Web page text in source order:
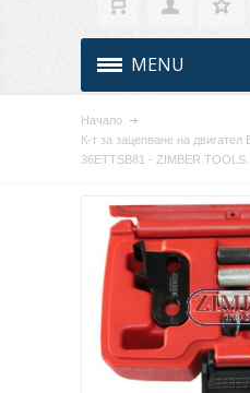
MENU
Начало
К-т за зацепване на двигател
36ETTSB81 - ZIMBER TOOLS.